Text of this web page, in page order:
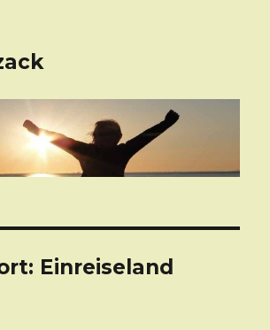
Einreiseland